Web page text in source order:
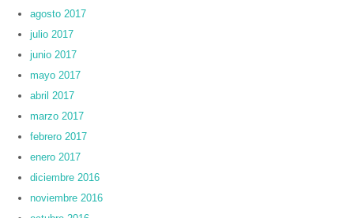
agosto 2017
julio 2017
junio 2017
mayo 2017
abril 2017
marzo 2017
febrero 2017
enero 2017
diciembre 2016
noviembre 2016